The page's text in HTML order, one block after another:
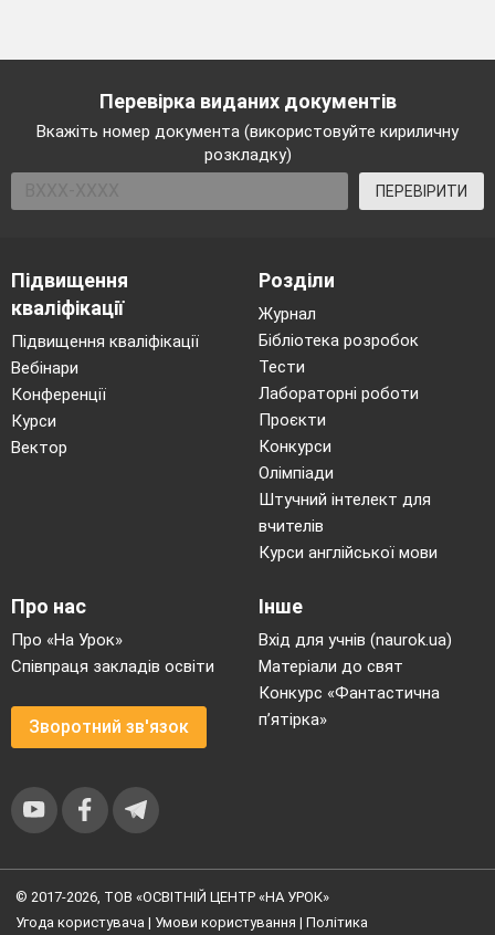
Перевірка виданих документів
Вкажіть номер документа (використовуйте кириличну
розкладку)
ПЕРЕВІРИТИ
Підвищення
кваліфікації
Підвищення кваліфікації
Вебінари
Конференції
Курси
Вектор
Розділи
Журнал
Бібліотека розробок
Тести
Лабораторні роботи
Проєкти
Конкурси
Олімпіади
Штучний інтелект для
вчителів
Курси англійської мови
Про нас
Про «На Урок»
Співпраця закладів освіти
Зворотний зв'язок
Інше
Вхід для учнів (naurok.ua)
Матеріали до свят
Конкурс «Фантастична
п’ятірка»
© 2017-2026, ТОВ «ОСВІТНІЙ ЦЕНТР «НА УРОК»
Угода користувача | Умови користування | Політика